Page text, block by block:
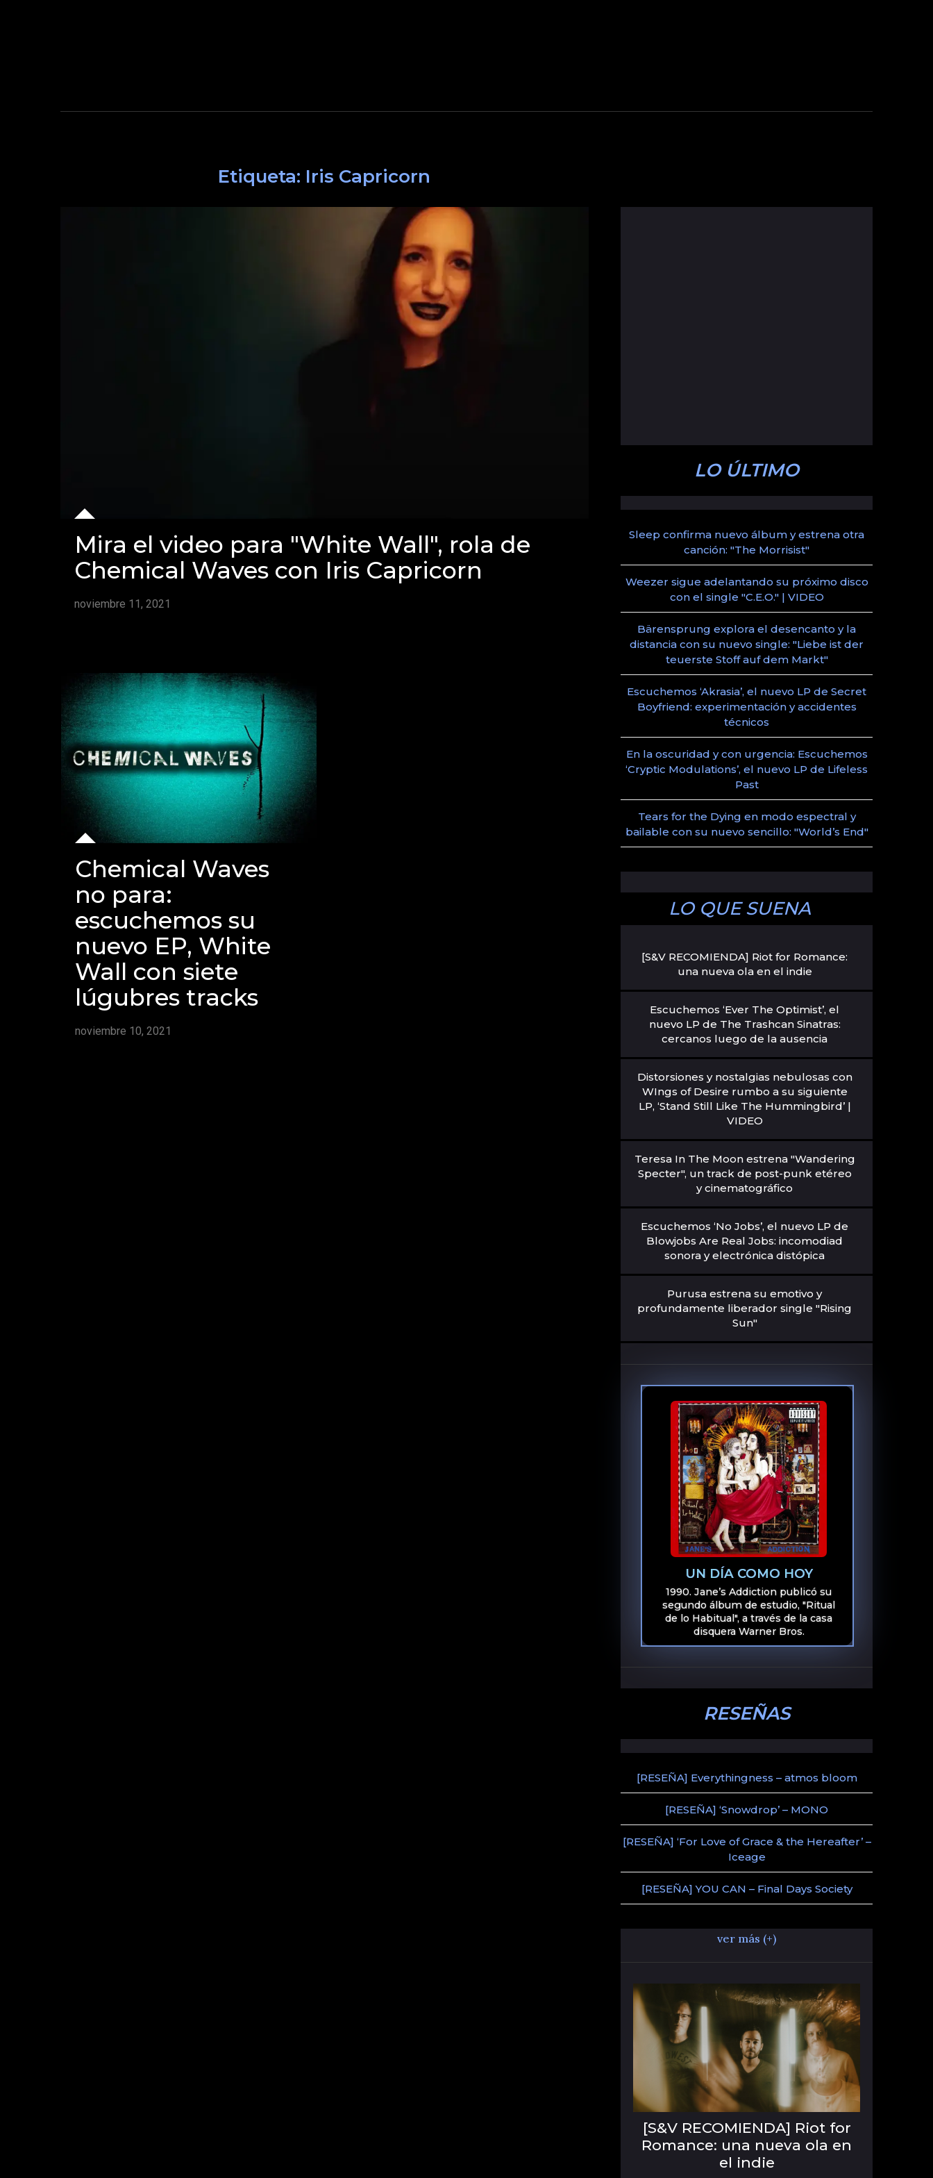
Etiqueta: Iris Capricorn
Mira el video para "White Wall", rola de
Chemical Waves con Iris Capricorn
noviembre 11, 2021
Chemical Waves
no para:
escuchemos su
nuevo EP, White
Wall con siete
lúgubres tracks
noviembre 10, 2021
LO ÚLTIMO
Sleep confirma nuevo álbum y estrena otra
canción: "The Morrisist"
Weezer sigue adelantando su próximo disco
con el single "C.E.O." | VIDEO
Bärensprung explora el desencanto y la
distancia con su nuevo single: "Liebe ist der
teuerste Stoff auf dem Markt"
Escuchemos ‘Akrasia’, el nuevo LP de Secret
Boyfriend: experimentación y accidentes
técnicos
En la oscuridad y con urgencia: Escuchemos
‘Cryptic Modulations’, el nuevo LP de Lifeless
Past
Tears for the Dying en modo espectral y
bailable con su nuevo sencillo: "World’s End"
LO QUE SUENA
[S&V RECOMIENDA] Riot for Romance:
una nueva ola en el indie
Escuchemos ‘Ever The Optimist’, el
nuevo LP de The Trashcan Sinatras:
cercanos luego de la ausencia
Distorsiones y nostalgias nebulosas con
WIngs of Desire rumbo a su siguiente
LP, ‘Stand Still Like The Hummingbird’ |
VIDEO
Teresa In The Moon estrena "Wandering
Specter", un track de post-punk etéreo
y cinematográfico
Escuchemos ‘No Jobs’, el nuevo LP de
Blowjobs Are Real Jobs: incomodiad
sonora y electrónica distópica
Purusa estrena su emotivo y
profundamente liberador single "Rising
Sun"
UN DÍA COMO HOY
1990. Jane’s Addiction publicó su
segundo álbum de estudio, "Ritual
de lo Habitual", a través de la casa
disquera Warner Bros.
RESEÑAS
[RESEÑA] Everythingness – atmos bloom
[RESEÑA] ‘Snowdrop’ – MONO
[RESEÑA] ‘For Love of Grace & the Hereafter’ –
Iceage
[RESEÑA] YOU CAN – Final Days Society
ver más (+)
[S&V RECOMIENDA] Riot for
Romance: una nueva ola en
el indie